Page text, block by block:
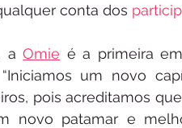
conta dos
a Omie é a primeira
um novo
pois acreditamos
novo patamar e